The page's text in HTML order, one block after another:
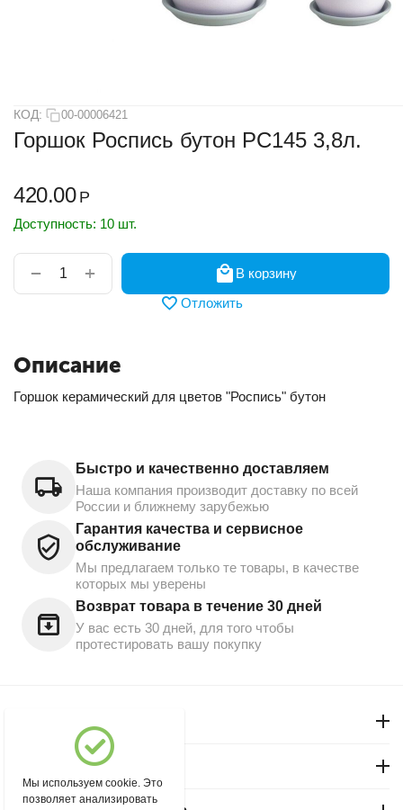
КОД: 00-00006421
Горшок Роспись бутон РС145 3,8л.
420.00 Р
Доступность: 10 шт.
+
−
В корзину
Отложить
Описание
Горшок керамический для цветов "Роспись" бутон
Быстро и качественно доставляем
Наша компания производит доставку по всей
России и ближнему зарубежью
Гарантия качества и сервисное
обслуживание
Мы предлагаем только те товары, в качестве
которых мы уверены
Возврат товара в течение 30 дней
У вас есть 30 дней, для того чтобы
протестировать вашу покупку
Магазин "Северный"
Мы используем cookie. Это
позволяет анализировать